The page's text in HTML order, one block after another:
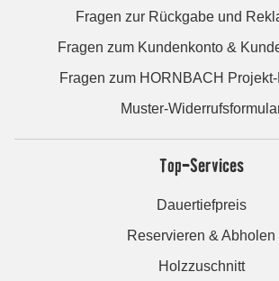
Fragen zur Rückgabe und
Fragen zum Kundenkonto &
Fragen zum HORNBACH
Muster-
Top-Services
Dauertiefpreis
Reservieren & Abholen
Holzzuschnitt